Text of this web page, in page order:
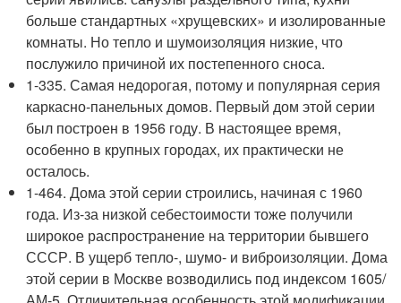
больше стандартных «хрущевских» и изолированные
комнаты. Но тепло и шумоизоляция низкие, что
послужило причиной их постепенного сноса.
1-335. Самая недорогая, потому и популярная серия
каркасно-панельных домов. Первый дом этой серии
был построен в 1956 году. В настоящее время,
особенно в крупных городах, их практически не
осталось.
1-464. Дома этой серии строились, начиная с 1960
года. Из-за низкой себестоимости тоже получили
широкое распространение на территории бывшего
СССР. В ущерб тепло-, шумо- и виброизоляции. Дома
этой серии в Москве возводились под индексом 1605/